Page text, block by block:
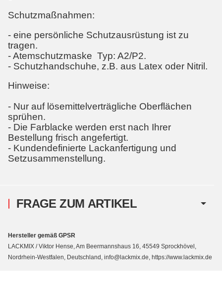
Schutzmaßnahmen:
- eine persönliche Schutzausrüstung ist zu
tragen.
- Atemschutzmaske Typ: A2/P2.
- Schutzhandschuhe, z.B. aus Latex oder Nitril.
Hinweise:
- Nur auf lösemittelverträgliche Oberflächen
sprühen.
- Die Farblacke werden erst nach Ihrer
Bestellung frisch angefertigt.
- Kundendefinierte Lackanfertigung und
Setzusammenstellung.
FRAGE ZUM ARTIKEL
Hersteller gemäß GPSR
LACKMIX / Viktor Hense, Am Beermannshaus 16, 45549 Sprockhövel,
Nordrhein-Westfalen, Deutschland, info@lackmix.de, https://www.lackmix.de